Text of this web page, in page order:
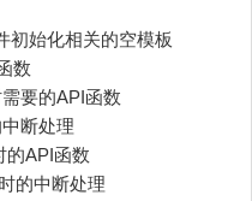
初始化相关的空模板
数
要的API函数
断处理
的API函数
的中断处理